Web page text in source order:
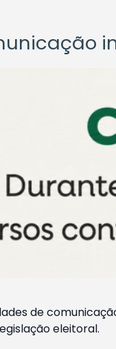
de
eleitoral.